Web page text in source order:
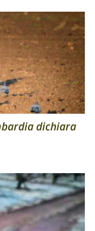
dichiara